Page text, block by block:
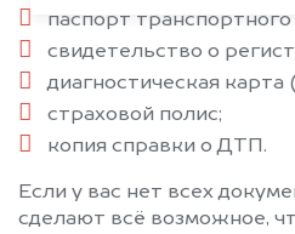
паспорт транспортного
свидетельство о
диагностическая карта
страховой полис;
копия справки о ДТП.
Если у вас нет всех
сделают всё возможное,